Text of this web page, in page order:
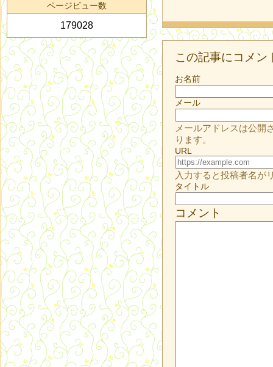
この記事にコメン
お名前
メール
メールアドレスは公開
ります。
URL
入力すると投稿者名が
タイトル
コメント
ページビュー数
179028